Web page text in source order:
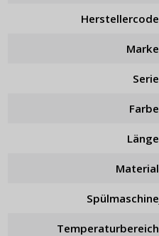
Herstellercode
Marke
Serie
Farbe
Länge
Material
Spülmaschine
Temperaturbereich